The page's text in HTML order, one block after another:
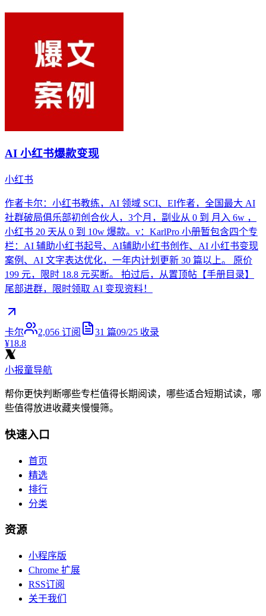
AI 小红书爆款变现
小红书
作者卡尔：小红书教练，AI 领域 SCI、EI作者，全国最大 AI
社群破局俱乐部初创合伙人，3个月，副业从 0 到 月入 6w ，
小红书 20 天从 0 到 10w 爆款。v：KarlPro 小册暂包含四个专
栏：AI 辅助小红书起号、AI辅助小红书创作、AI 小红书变现
案例、AI 文字表达优化，一年内计划更新 30 篇以上。 原价
199 元，限时 18.8 元买断。 拍过后，从置顶帖【手册目录】
尾部进群，限时领取 AI 变现资料！
卡尔 2,056 订阅 31 篇09/25 收录
¥18.8
小报童导航
帮你更快判断哪些专栏值得长期阅读，哪些适合短期试读，哪
些值得放进收藏夹慢慢筛。
快速入口
首页
精选
排行
分类
资源
小程序版
Chrome 扩展
RSS订阅
关于我们